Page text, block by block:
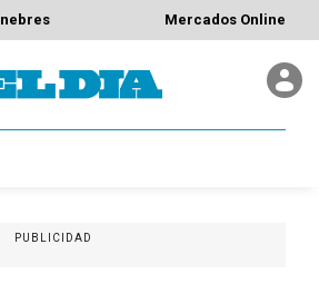
Mercados Online
PUBLICIDAD